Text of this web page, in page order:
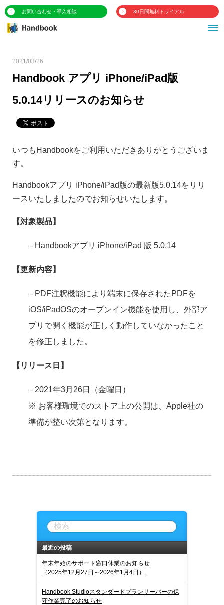
お問い合わせ・導入相談 30日間無料トライアル
2021/03/26
Handbook アプリ iPhone/iPad版
5.0.14リリースのお知らせ
いつもHandbookをご利用いただきありがとうございま
す。
Handbookアプリ iPhone/iPad版の最新版5.0.14をリリ
ースいたしましたのでお知らせいたします。
【対象製品】
– Handbookアプリ iPhone/iPad 版 5.0.14
【更新内容】
– PDF注釈機能により端末に保存されたPDFを
iOS/iPadOSのオープンイン機能を使用し、外部ア
プリで開く機能が正しく動作していなかったこと
を修正しました。
【リリース日】
– 2021年3月26日（金曜日）
※ お客様環境でのストア上の公開は、Apple社の
準備が整い次第となります。
最近の投稿
年末年始のサポート窓口休業のお知らせ
（2025年12月27日～2026年1月4日）
Handbook Studioスタンダードプランサーバーの保
守作業完了のお知らせ